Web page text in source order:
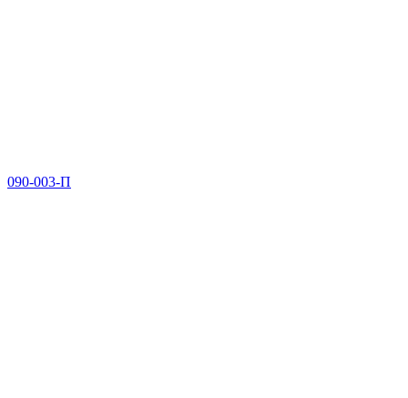
090-003-П